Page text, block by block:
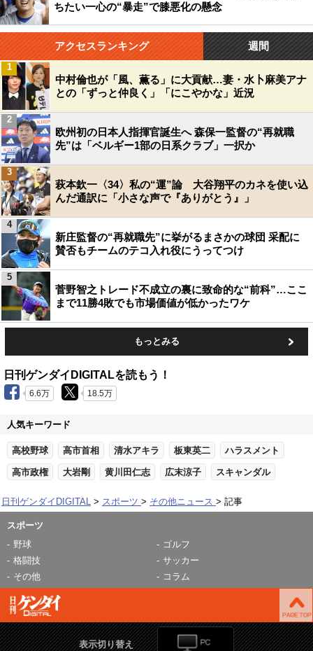
ちたい一心の“暴走”で膝悪化の懸念
アクセスランキング 週間
中村倫也が「風、薫る」に大貢献…妻・水卜麻美アナ
との「ずっと仲良く」「にこやかな」近況
1
欧州初の日本人指揮官誕生へ 森保一監督の“再就職
先”は「ベルギー1部の日系クラブ」一択か
2
萩本欽一〈34〉私の“運”論 大谷翔平のカネを使い込
んだ通訳に「小さな声で『ありがとう』」
3
新庄監督の“再就職先”に挙がるまさかの球団 采配に
賛否もチームのテコ入れ役にうってつけ
4
菅野智之トレード不成立の裏に致命的な“前科”…ここ
まで11勝4敗でも市場価値が低かったワケ
5
もっとみる
日刊ゲンダイDIGITALを読もう！
6.6万 18.5万
人気キーワード
高校野球 高市首相 清水アキラ 板東英二 ハラスメント
高市政権 大岩剛 黄川田仁志 広末涼子 スキャンダル
日刊ゲンダイDIGITAL スポーツ その他ニュース 記事
スポーツ
野球
ゴルフ
格闘技
サッカー
その他
コラム
表示切り替え